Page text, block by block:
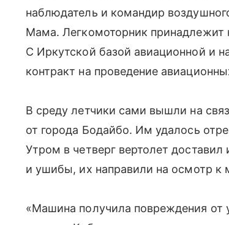
наблюдатель и командир
Мама. Легкомоторник принадлежит
С Иркутской базой авиационной и
контракт на проведение
В среду летчики сами вышли на
от города Бодайбо. Им удалось
Утром в четверг вертолет
и ушибы, их направили на осмотр к
«Машина получила повреждения от